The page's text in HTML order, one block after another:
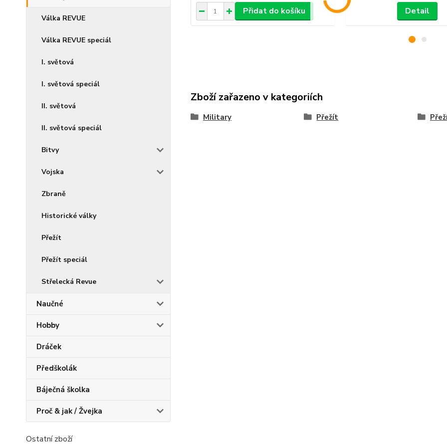
Válka REVUE
Válka REVUE speciál
I. světová
I. světová speciál
II. světová
II. světová speciál
Bitvy
Vojska
Zbraně
Historické války
Přežít
Přežít speciál
Střelecká Revue
Naučné
Hobby
Dráček
Předškolák
Báječná školka
Proč & jak / Žvejka
Ostatní zboží
Přidat do košíku Detail
Zboží zařazeno v kategoriích
Military Přežít